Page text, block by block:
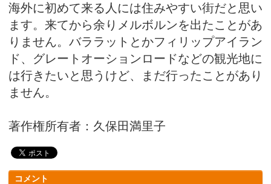
海外に初めて来る人には住みやすい街だと思い
ます。来てから余りメルボルンを出たことがあ
りません。バララットとかフィリップアイラン
ド、グレートオーションロードなどの観光地に
は行きたいと思うけど、まだ行ったことがあり
ません。
著作権所有者：久保田満里子
コメント